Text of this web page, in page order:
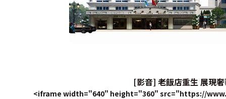
[影音] 老飯店重生 展現
<iframe width="640" height="360" src="https://